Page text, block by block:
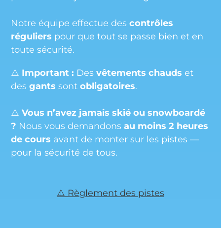
Notre équipe effectue descontrôles
réguliers pour que tout se passe bien et en
toute sécurité.
⚠️ Important : Desvêtements chauds et
desgants sontobligatoires.
⚠️Vous n’avez jamais skié ou snowboardé
? Nous vous demandonsau moins 2 heures
de cours avant de monter sur les pistes —
pour la sécurité de tous.
⚠️ Règlement des pistes